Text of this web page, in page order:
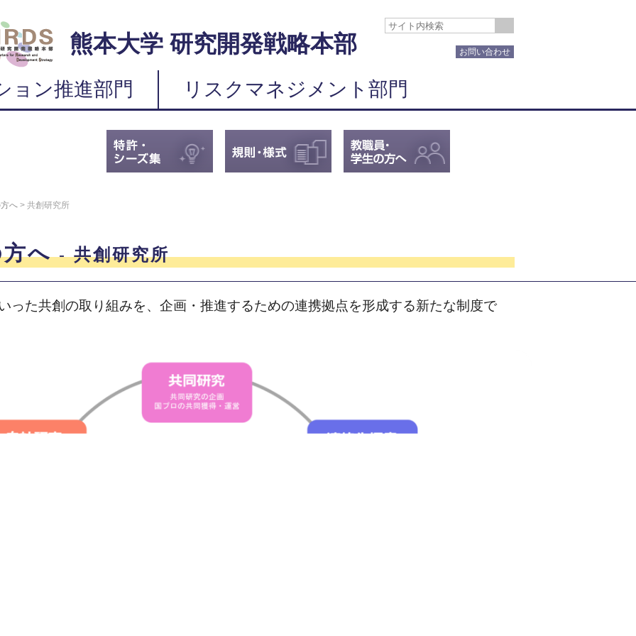
熊本大学 研究開発戦略本部 お問い合わせ
ョン推進部門 リスクマネジメント部門
へ > 共創研究所
へ 共創研究所
った共創の取り組みを、企画・推進するための連携拠点を形成する新たな制度で